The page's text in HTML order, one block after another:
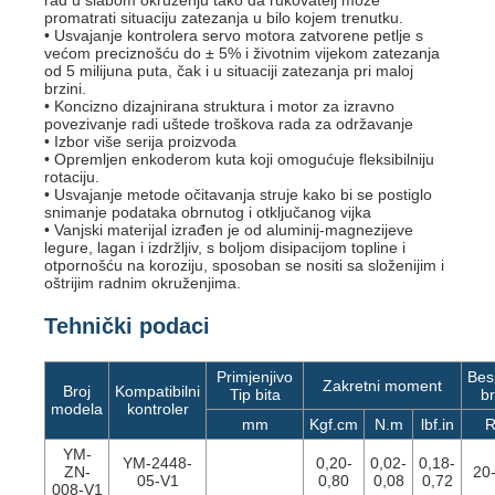
promatrati situaciju zatezanja u bilo kojem trenutku.
• Usvajanje kontrolera servo motora zatvorene petlje s
većom preciznošću do ± 5% i životnim vijekom zatezanja
od 5 milijuna puta, čak i u situaciji zatezanja pri maloj
brzini.
• Koncizno dizajnirana struktura i motor za izravno
povezivanje radi uštede troškova rada za održavanje
• Izbor više serija proizvoda
• Opremljen enkoderom kuta koji omogućuje fleksibilniju
rotaciju.
• Usvajanje metode očitavanja struje kako bi se postiglo
snimanje podataka obrnutog i otključanog vijka
• Vanjski materijal izrađen je od aluminij-magnezijeve
legure, lagan i izdržljiv, s boljom disipacijom topline i
otpornošću na koroziju, sposoban se nositi sa složenijim i
oštrijim radnim okruženjima.
Tehnički podaci
Broj
modela
Kompatibilni
kontroler
Primjenjivo
Tip bita
Zakretni moment
mm
Kgf.cm N.m lbf.in
YM-
ZN-
008-V1
YM-2448-
05-V1
0,20-
0,80
0,02-
0,08
0,18-
0,72